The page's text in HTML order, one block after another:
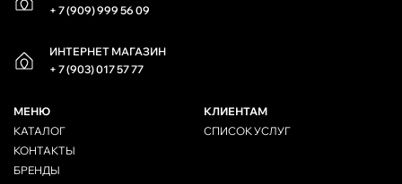
+ 7 (909) 999 56 09
ИНТЕРНЕТ МАГАЗИН
+ 7 (903) 017 57 77
МЕНЮ
КАТАЛОГ
КОНТАКТЫ
БРЕНДЫ
КЛИЕНТАМ
СПИСОК УСЛУГ